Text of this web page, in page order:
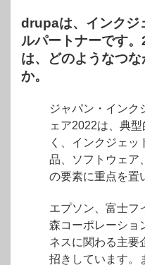
drupaは、インクジ
ルパートナーです
は、どのようなつ
か。
ジャパン・インク
ェア2022は、典
く、インクジェッ
品、ソフトウェア
の要素に重点を置
エプソン、富士フ
森コーポレーショ
ネスに関わる主要
招きしています。